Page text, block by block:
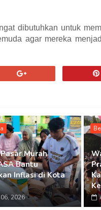
dibutuhkan untuk
agar mereka
Murah
Bantu
Inflasi di Kota
2026